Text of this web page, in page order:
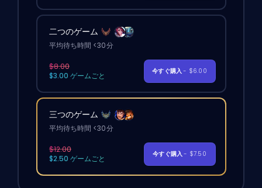
二つのゲーム
平均待ち時間 <30分
$8.00
$3.00 ゲームごと
今すぐ購入- $6.00
三つのゲーム
平均待ち時間 <30分
$12.00
$2.50 ゲームごと
今すぐ購入- $7.50